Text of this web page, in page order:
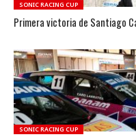
SONIC RACING CUP
Primera victoria de Santiago
SONIC RACING CUP